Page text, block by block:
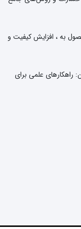
به ، افزایش کیفیت و
راهکارهای علمی برای